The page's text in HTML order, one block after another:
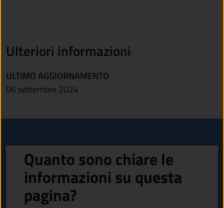
Ulteriori informazioni
ULTIMO AGGIORNAMENTO
06 settembre 2024
Quanto sono chiare le
informazioni su questa
pagina?